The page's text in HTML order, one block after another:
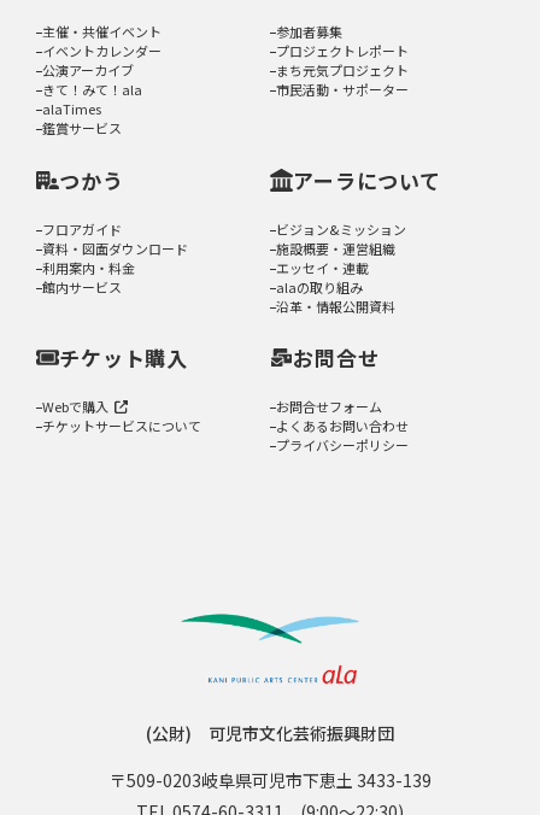
主催・共催イベント
イベントカレンダー
公演アーカイブ
きて！みて！ala
alaTimes
鑑賞サービス
参加者募集
プロジェクトレポート
まち元気プロジェクト
市民活動・サポーター
つかう
フロアガイド
資料・図面ダウンロード
利用案内・料金
館内サービス
アーラについて
ビジョン&ミッション
施設概要・運営組織
エッセイ・連載
alaの取り組み
沿革・情報公開資料
チケット購入
Webで購入
チケットサービスについて
お問合せ
お問合せフォーム
よくあるお問い合わせ
プライバシーポリシー
(公財) 可児市文化芸術振興財団
〒509-0203岐阜県可児市下恵土 3433-139